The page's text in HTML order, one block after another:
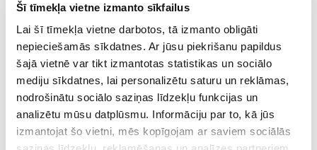
Šī tīmekļa vietne izmanto sīkfailus
Lai šī tīmekļa vietne darbotos, tā izmanto obligāti
nepieciešamās sīkdatnes. Ar jūsu piekrišanu papildus
šajā vietnē var tikt izmantotas statistikas un sociālo
mediju sīkdatnes, lai personalizētu saturu un reklāmas,
nodrošinātu sociālo saziņas līdzekļu funkcijas un
analizētu mūsu datplūsmu. Informāciju par to, kā jūs
izmantojat šo vietni, mēs kopīgojam ar saviem sociālās
NATĒJA Mārsila tēja maisiņos,
24 gab.
1.04 € 1.89 €
Pirkt
NATĒJA Salvijas tēja maisiņos,
24 gab.
1.20 € 2.19 €
Pirkt